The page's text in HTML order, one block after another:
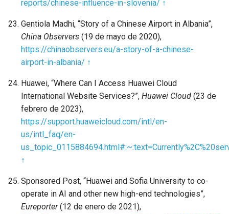
reports/chinese-influence-in-slovenia/ ↑
Gentiola Madhi, “Story of a Chinese Airport in Albania”,
China Observers (19 de mayo de 2020),
https://chinaobservers.eu/a-story-of-a-chinese-
airport-in-albania/ ↑
Huawei, “Where Can I Access Huawei Cloud
International Website Services?”, Huawei Cloud (23 de
febrero de 2023),
https://support.huaweicloud.com/intl/en-
us/intl_faq/en-
↑
Sponsored Post, “Huawei and Sofia University to co-
operate in AI and other new high-end technologies”,
Eureporter(12 de enero de 2021),